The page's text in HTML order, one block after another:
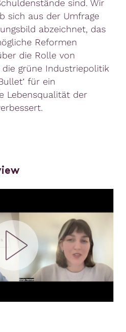
sind. Wir
sich aus der Umfrage
abzeichnet, das
Reformen
die Rolle von
grüne Industriepolitik
für ein
Lebensqualität der